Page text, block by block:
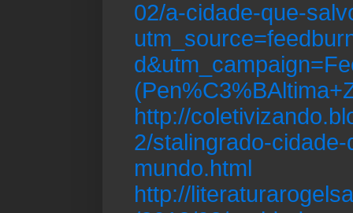
02/a-cidade-que-
http://
2/stalingrado-
mundo.html
http://